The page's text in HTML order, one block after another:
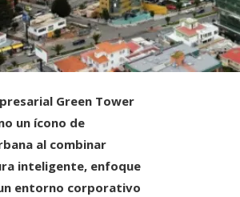
Green Tower
un ícono de
al combinar
inteligente, enfoque
entorno corporativo